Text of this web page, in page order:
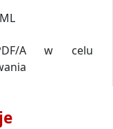
A w celu